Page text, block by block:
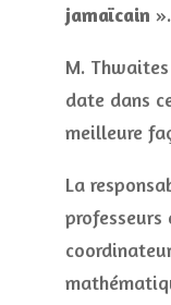
jamaïcain ».
M.
date dans
meilleure
La
professeurs